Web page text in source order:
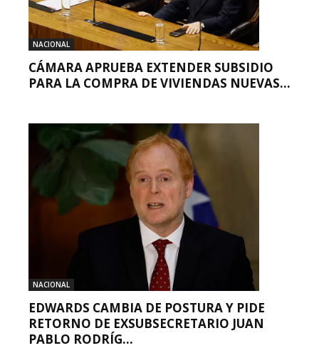
NACIONAL
CÁMARA APRUEBA EXTENDER SUBSIDIO
PARA LA COMPRA DE VIVIENDAS NUEVAS...
NACIONAL
EDWARDS CAMBIA DE POSTURA Y PIDE
RETORNO DE EXSUBSECRETARIO JUAN
PABLO RODRÍG...